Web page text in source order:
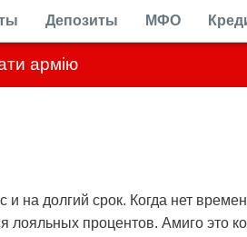
армію
Депозиты МФО
и на долгий срок. Когда нет
лояльных процентов. Амиго это